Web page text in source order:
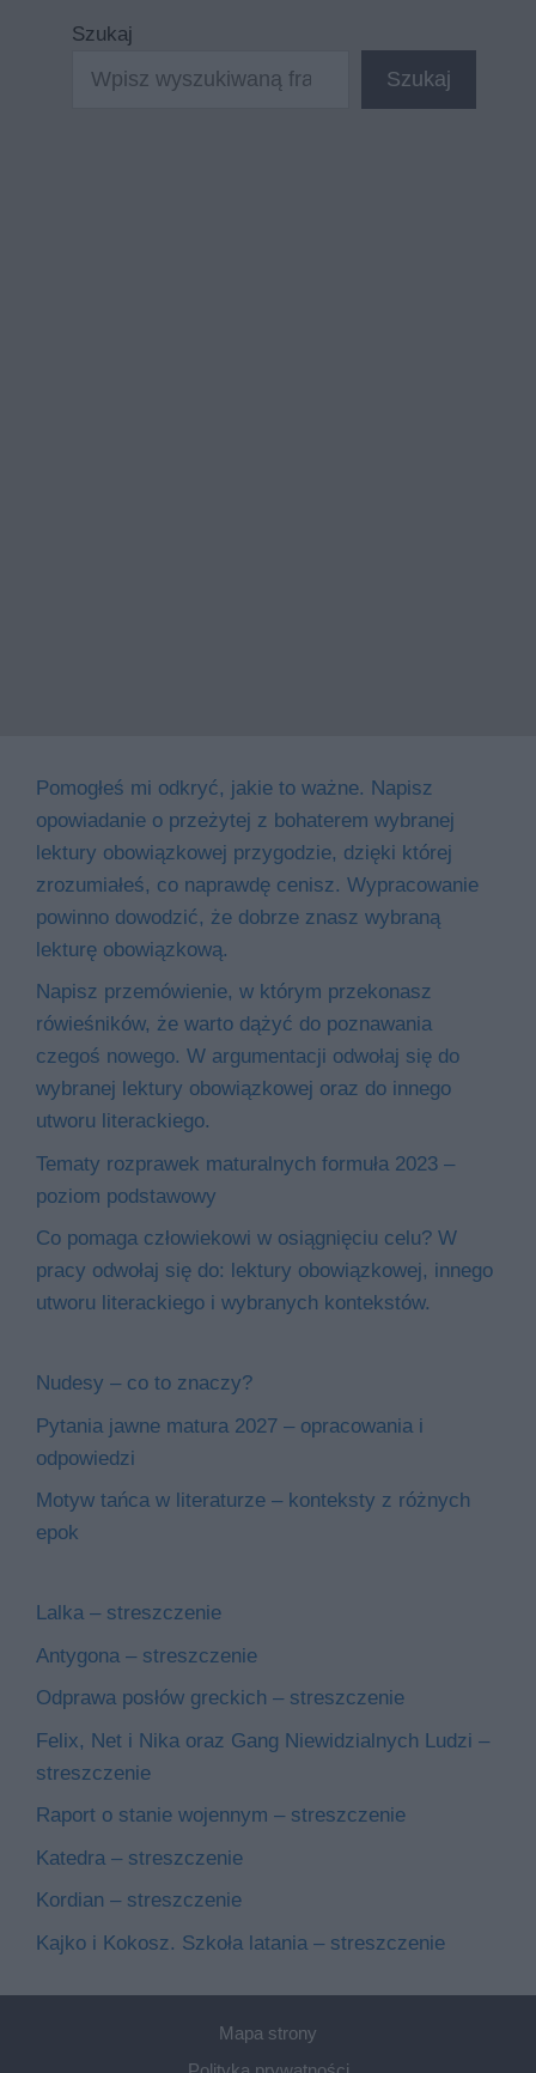
Szukaj
Szukaj
Pomogłeś mi odkryć, jakie to ważne. Napisz
opowiadanie o przeżytej z bohaterem wybranej
lektury obowiązkowej przygodzie, dzięki której
zrozumiałeś, co naprawdę cenisz. Wypracowanie
powinno dowodzić, że dobrze znasz wybraną
lekturę obowiązkową.
Napisz przemówienie, w którym przekonasz
rówieśników, że warto dążyć do poznawania
czegoś nowego. W argumentacji odwołaj się do
wybranej lektury obowiązkowej oraz do innego
utworu literackiego.
Tematy rozprawek maturalnych formuła 2023 –
poziom podstawowy
Co pomaga człowiekowi w osiągnięciu celu? W
pracy odwołaj się do: lektury obowiązkowej, innego
utworu literackiego i wybranych kontekstów.
Nudesy – co to znaczy?
Pytania jawne matura 2027 – opracowania i
odpowiedzi
Motyw tańca w literaturze – konteksty z różnych
epok
Lalka – streszczenie
Antygona – streszczenie
Odprawa posłów greckich – streszczenie
Felix, Net i Nika oraz Gang Niewidzialnych Ludzi –
streszczenie
Raport o stanie wojennym – streszczenie
Katedra – streszczenie
Kordian – streszczenie
Kajko i Kokosz. Szkoła latania – streszczenie
Mapa strony